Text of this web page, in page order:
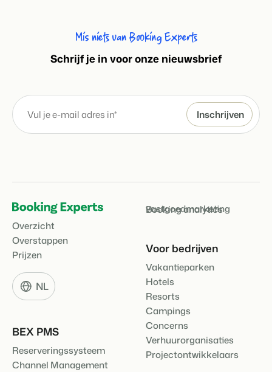
Mis niets van Booking Experts
Schrijf je in voor onze nieuwsbrief
Overzicht
Overstappen
Prijzen
NL
BEX PMS
Reserveringssysteem
Channel Management
vastgoedmarketing
Booking analytics
Voor bedrijven
Vakantieparken
Hotels
Resorts
Campings
Concerns
Verhuurorganisaties
Projectontwikkelaars